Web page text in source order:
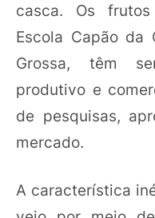
casca. Os
Escola Capão da
Grossa, têm
produtivo e
de pesquisas,
mercado.
A característica